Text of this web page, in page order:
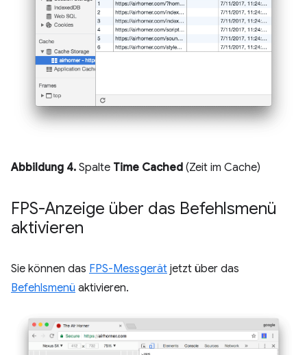
Abbildung 4. Spalte Time Cached (Zeit im Cache)
FPS-Anzeige über das Befehlsmenü
aktivieren
Sie können das FPS-Messgerät jetzt über das
Befehlsmenü aktivieren.